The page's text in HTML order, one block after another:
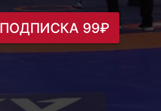
ПОДПИСКА 99₽